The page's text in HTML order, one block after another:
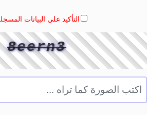
التأكيد علي البيانات المسجلة
8eern3